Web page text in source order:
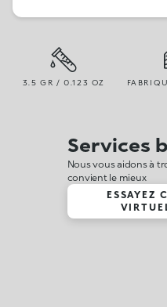
3.5 GR / 0.123 OZ
Services
Nous vous aidons à
convient le mieux
ESSAYEZ